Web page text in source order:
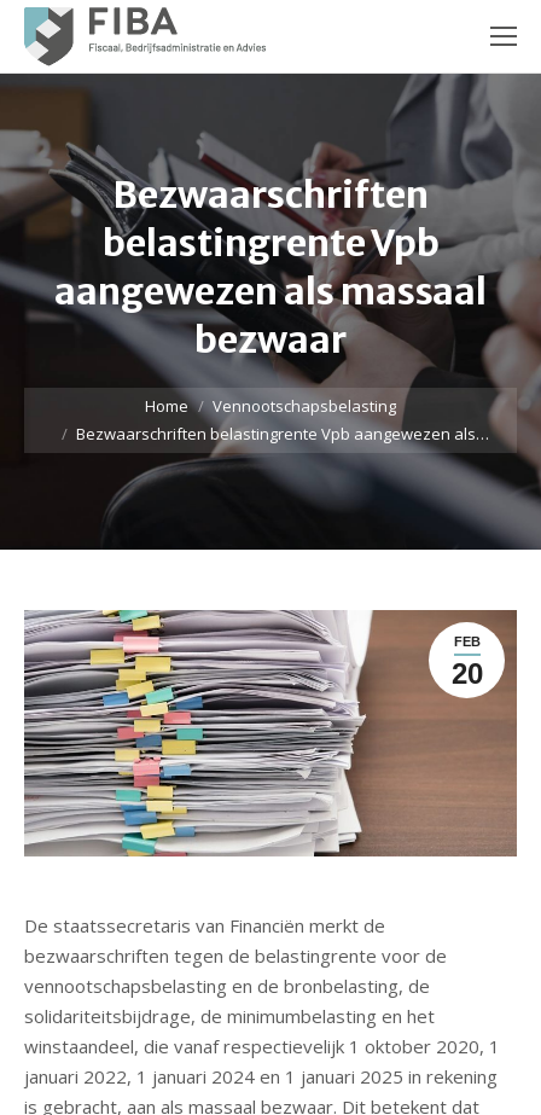
Bezwaarschriften
belastingrente Vpb
aangewezen als massaal
bezwaar
Je bent hier:
Home
Vennootschapsbelasting
Bezwaarschriften belastingrente Vpb aangewezen als…
FEB
20
De staatssecretaris van Financiën merkt de
bezwaarschriften tegen de belastingrente voor de
vennootschapsbelasting en de bronbelasting, de
solidariteitsbijdrage, de minimumbelasting en het
winstaandeel, die vanaf respectievelijk 1 oktober 2020, 1
januari 2022, 1 januari 2024 en 1 januari 2025 in rekening
is gebracht, aan als massaal bezwaar. Dit betekent dat